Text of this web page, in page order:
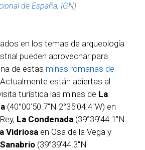
de España, IGN)
en los temas de arqueología
pueden aprovechar para
de estas minas romanas de
. Actualmente están abiertas al
turística las minas de La
(40°00’50.7″N 2°35’04.4″W) en
La Condenada (39°39’44.1″N
Vidriosa en Osa de la Vega y
(39°39’44.3″N